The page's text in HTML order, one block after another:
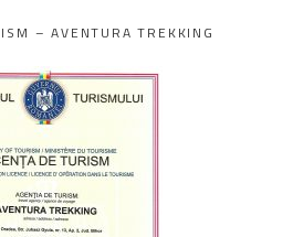
– AVENTURA TREKKING